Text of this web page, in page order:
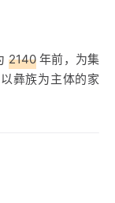
2140年前，为集
彝族为主体的家